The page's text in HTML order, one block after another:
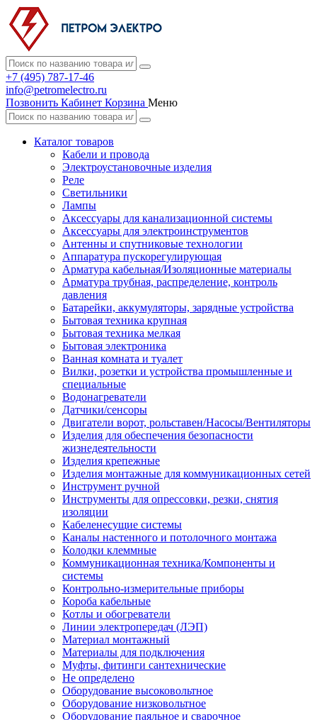
+7 (495) 787-17-46
info@petromelectro.ru
Позвонить Кабинет Корзина Меню
Каталог товаров
Кабели и провода
Электроустановочные изделия
Реле
Светильники
Лампы
Аксессуары для канализационной системы
Аксессуары для электроинструментов
Антенны и спутниковые технологии
Аппаратура пускорегулирующая
Арматура кабельная/Изоляционные материалы
Арматура трубная, распределение, контроль
давления
Батарейки, аккумуляторы, зарядные устройства
Бытовая техника крупная
Бытовая техника мелкая
Бытовая электроника
Ванная комната и туалет
Вилки, розетки и устройства промышленные и
специальные
Водонагреватели
Датчики/сенсоры
Двигатели ворот, рольставен/Насосы/Вентиляторы
Изделия для обеспечения безопасности
жизнедеятельности
Изделия крепежные
Изделия монтажные для коммуникационных сетей
Инструмент ручной
Инструменты для опрессовки, резки, снятия
изоляции
Кабеленесущие системы
Каналы настенного и потолочного монтажа
Колодки клеммные
Коммуникационная техника/Компоненты и
системы
Контрольно-измерительные приборы
Короба кабельные
Котлы и обогреватели
Линии электропередач (ЛЭП)
Материал монтажный
Материалы для подключения
Муфты, фитинги сантехнические
Не определено
Оборудование высоковольтное
Оборудование низковольтное
Оборудование паяльное и сварочное